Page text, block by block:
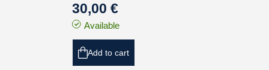
30,00 €
Available
Add to cart